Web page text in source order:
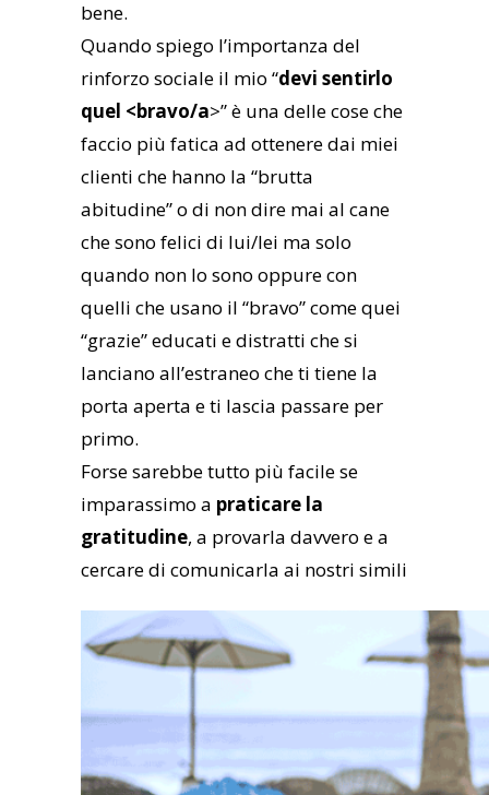
bene.
Quando spiego l’importanza del
rinforzo sociale il mio “devi sentirlo
quel <bravo/a>” è una delle cose che
faccio più fatica ad ottenere dai miei
clienti che hanno la “brutta
abitudine” o di non dire mai al cane
che sono felici di lui/lei ma solo
quando non lo sono oppure con
quelli che usano il “bravo” come quei
“grazie” educati e distratti che si
lanciano all’estraneo che ti tiene la
porta aperta e ti lascia passare per
primo.
Forse sarebbe tutto più facile se
imparassimo a praticare la
gratitudine, a provarla davvero e a
cercare di comunicarla ai nostri simili